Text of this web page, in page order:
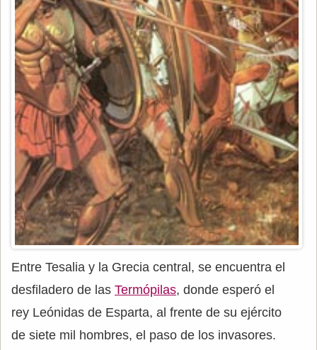
Entre Tesalia y la Grecia central, se encuentra el
desfiladero de las Termópilas, donde esperó el
rey Leónidas de Esparta, al frente de su ejército
de siete mil hombres, el paso de los invasores.